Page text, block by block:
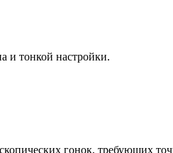
и тонкой настройки.
гонок, требующих